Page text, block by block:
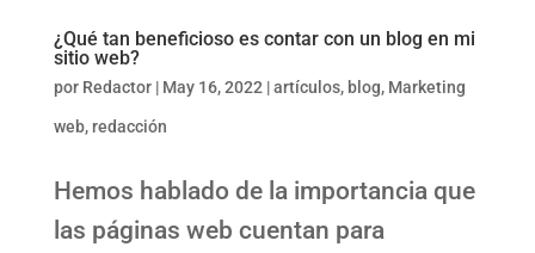
¿Qué tan beneficioso es contar con un blog en mi
sitio web?
por Redactor| May 16, 2022 |artículos, blog, Marketing
web, redacción
Hemos hablado de la importancia que
las páginas web cuentan para